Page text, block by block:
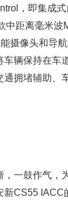
，即集成
距离毫米波
摄像头和导
辆保持在车
拥堵辅助、
一鼓作气，
CS55 IACC